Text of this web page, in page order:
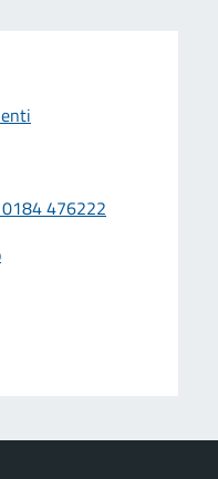
476222